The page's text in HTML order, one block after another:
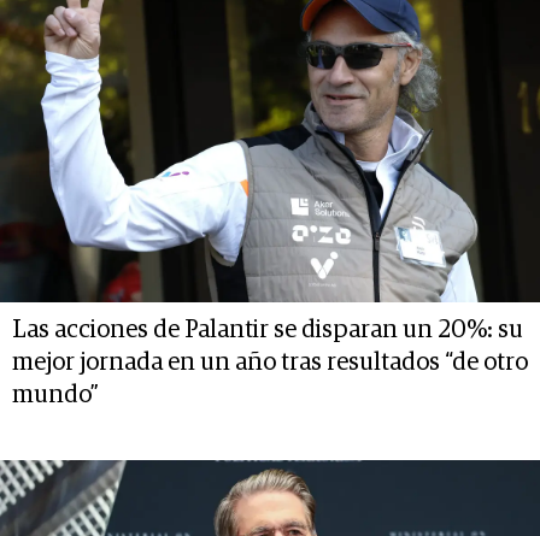
Las acciones de Palantir se disparan un 20%: su
mejor jornada en un año tras resultados “de otro
mundo”